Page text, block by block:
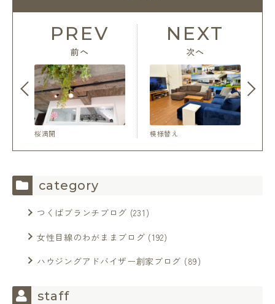
PREV
前へ
桜満開 模様替え
NEXT
次へ
category
つくばブランチブログ (231)
女性目線のわがままブログ (192)
ハウジングアドバイザー創家ブログ (89)
staff